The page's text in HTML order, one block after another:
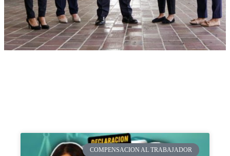
COMPENSACION AL TRABAJADOR